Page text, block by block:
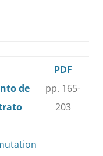
de
PDF
pp. 165-
203